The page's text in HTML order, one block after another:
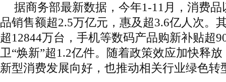
据商务部最新数据，今年1-11月，消费
品销售额超2.5万亿元，惠及超3.6亿人次。
超12844万台，手机等数码产品购新补贴超
卫“焕新”超1.2亿件。随着政策效应加快释
新型消费发展向好，也推动相关行业绿色转